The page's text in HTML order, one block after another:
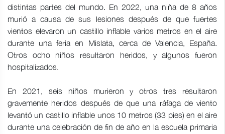
distintas partes del mundo. En 2022, una niña de 8 años
murió a causa de sus lesiones después de que fuertes
vientos elevaron un castillo inflable varios metros en el aire
durante una feria en Mislata, cerca de Valencia, España.
Otros ocho niños resultaron heridos, y algunos fueron
hospitalizados.
En 2021, seis niños murieron y otros tres resultaron
gravemente heridos después de que una ráfaga de viento
levantó un castillo inflable unos 10 metros (33 pies) en el aire
durante una celebración de fin de año en la escuela primaria